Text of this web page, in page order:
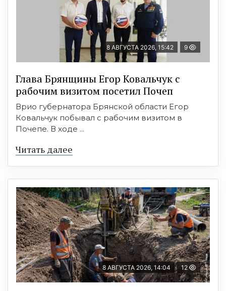
8 АВГУСТА 2026, 15:42 9
Глава Брянщины Егор Ковальчук с
рабочим визитом посетил Почеп
Врио губернатора Брянской области Егор
Ковальчук побывал с рабочим визитом в
Почепе. В ходе ...
Читать далее
8 АВГУСТА 2026, 14:04 12